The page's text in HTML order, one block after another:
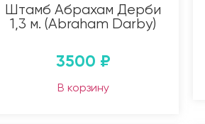
Штамб Абрахам Дерби
1,3 м. (Abraham Darby)
3500 ₽
В корзину